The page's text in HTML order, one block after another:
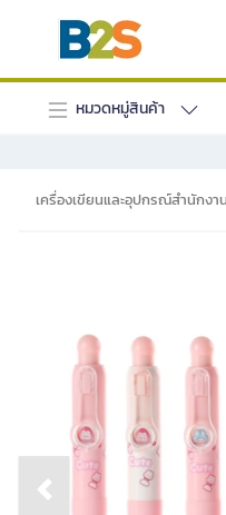
หมวดหมู่สินค้า
เครื่องเขียนและอุปกรณ์สำนักงาน
Previous slide